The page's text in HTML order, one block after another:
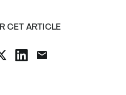
CET ARTICLE